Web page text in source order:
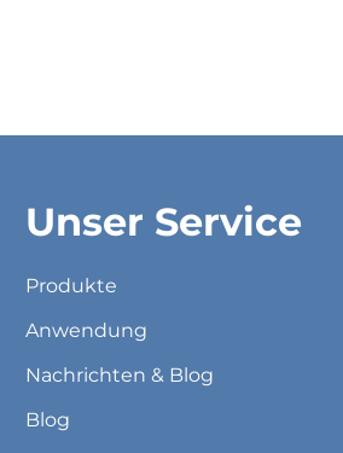
Unser Service
Produkte
Anwendung
Nachrichten & Blog
Blog